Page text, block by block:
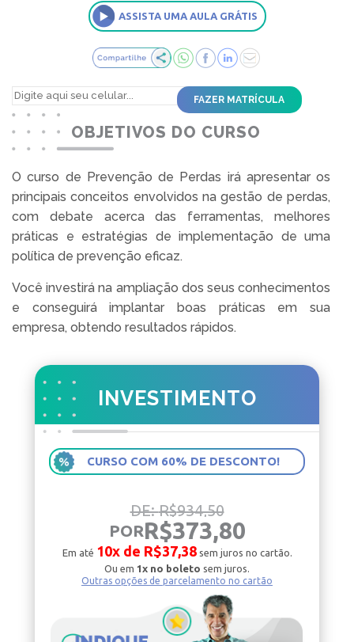
ASSISTA UMA AULA GRÁTIS
OBJETIVOS DO CURSO
O curso de Prevenção de Perdas irá apresentar os
principais conceitos envolvidos na gestão de perdas,
com debate acerca das ferramentas, melhores
práticas e estratégias de implementação de uma
política de prevenção eficaz.
Você investirá na ampliação dos seus conhecimentos
e conseguirá implantar boas práticas em sua
empresa, obtendo resultados rápidos.
INVESTIMENTO
CURSO COM 60% DE DESCONTO!
DE:R$934,50
PORR$373,80
Em até 10x de R$37,38 sem juros no cartão.
Ou em 1x no boleto sem juros.
Outras opções de parcelamento no cartão